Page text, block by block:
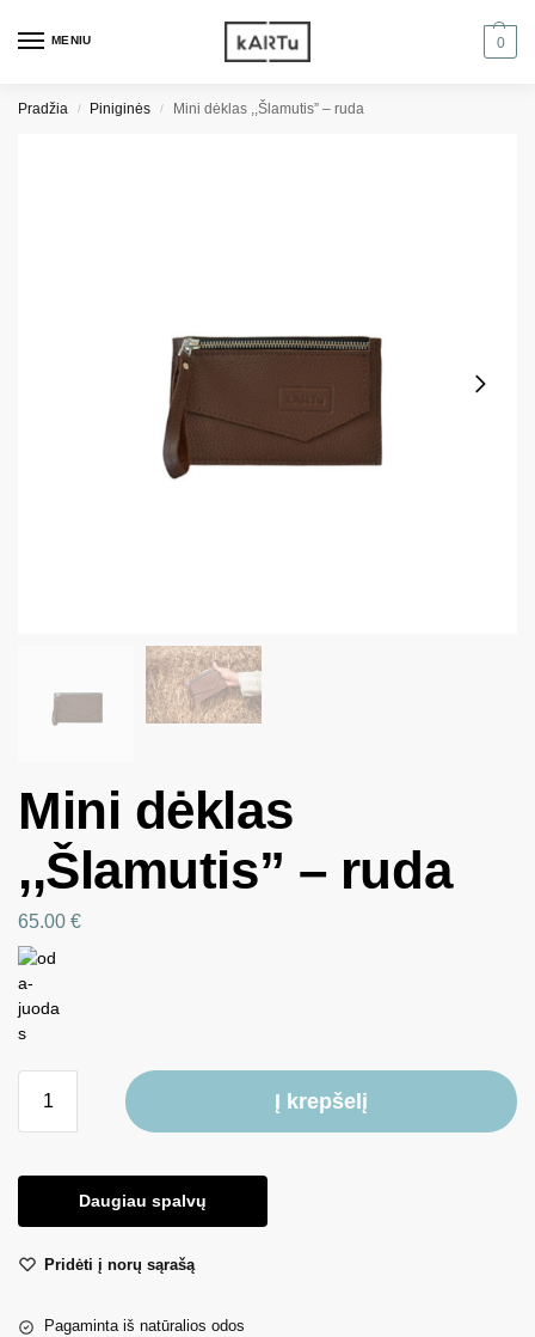
MENIU 0
Pradžia / Piniginės / Mini dėklas ,,Šlamutis” – ruda
Mini dėklas
,,Šlamutis” – ruda
65.00 €
Į krepšelį
Daugiau spalvų
Pridėti į norų sąrašą
Pagaminta iš natūralios odos